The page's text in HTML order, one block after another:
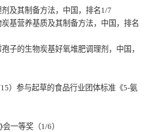
及其制备方法，中国，排名1/7
基营养基质及其制备方法，中国，排名
子的生物炭基好氧堆肥调理剂，中国，
）参与起草的食品行业团体标准《5-氨
一等奖（1/6）